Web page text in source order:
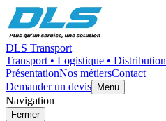
DLS Transport
Transport • Logistique • Distribution
PrésentationNos métiersContact
Demander un devis
Menu
Navigation
Fermer